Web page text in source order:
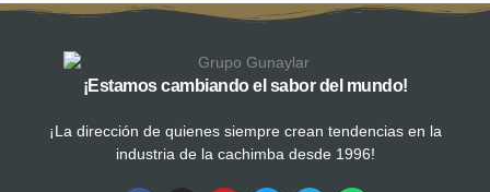
¡Estamos cambiando el sabor del mundo!
¡La dirección de quienes siempre crean tendencias en la
industria de la cachimba desde 1996!